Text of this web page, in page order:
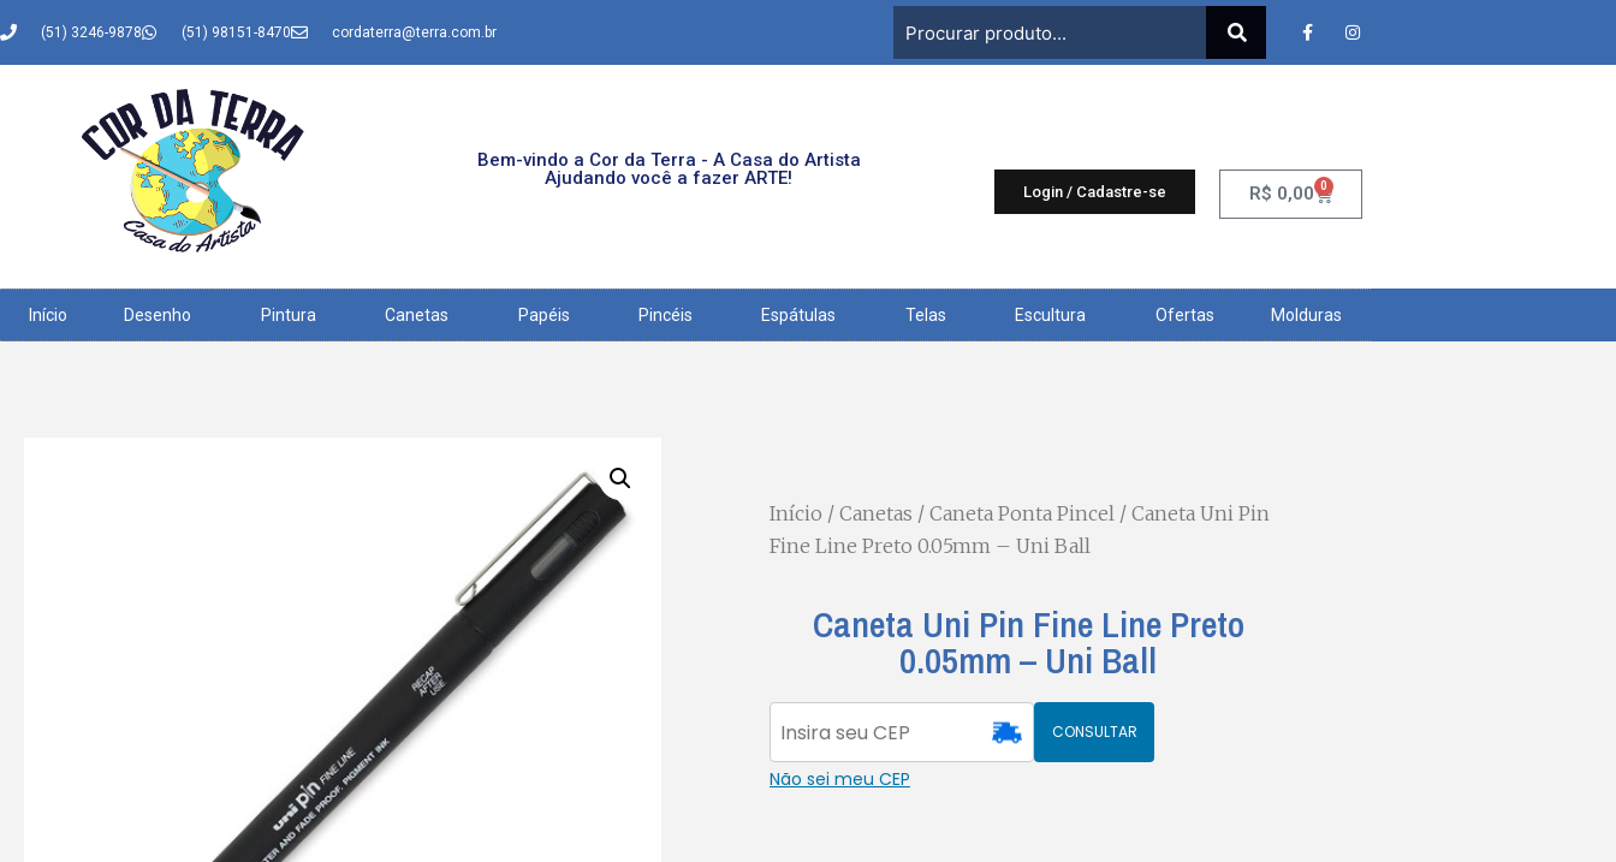
(51) 3246-9878 (51) 98151-8470 cordaterra@terra.com.br
Bem-vindo a Cor da Terra - A Casa do Artista
Ajudando você a fazer ARTE!
Login / Cadastre-se R$ 0,00 0
Início Desenho Pintura Canetas Papéis Pincéis Espátulas Telas Escultura Ofertas Molduras
Início / Canetas / Caneta Ponta Pincel / Caneta Uni Pin
Fine Line Preto 0.05mm – Uni Ball
Caneta Uni Pin Fine Line Preto
0.05mm – Uni Ball
CONSULTAR
Não sei meu CEP